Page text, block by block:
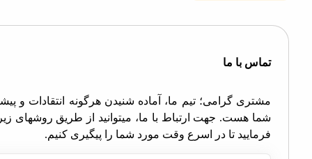
با ما
گرامی؛ تیم ما، آماده شنیدن هرگونه انتقادات و پیشنهادات
هست. جهت ارتباط با ما، میتوانید از طریق روشهای زیر اقدام
تا در اسرع وقت مورد شما را پیگیری کنیم.